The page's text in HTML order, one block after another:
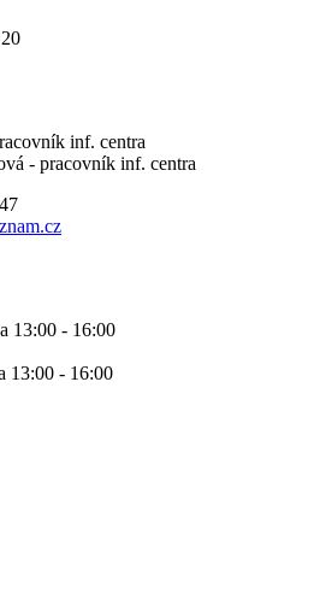
inf. centra
- pracovník inf. centra
13:00 - 16:00
13:00 - 16:00